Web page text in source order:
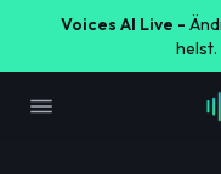
Voices AI Live -